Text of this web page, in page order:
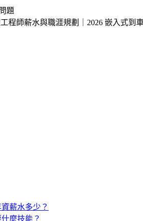
題
程師薪水與職涯規劃｜2026 嵌入式到
薪水多少？
麼技能？